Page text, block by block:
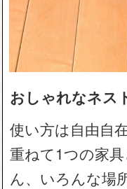
おしゃれなネス
使い方は自由自
重ねて1つの家
ん、いろんな場